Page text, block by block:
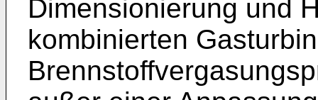
Dimensionierung und
kombinierten